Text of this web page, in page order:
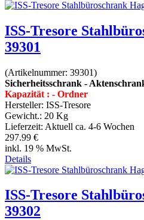
ISS-Tresore
39301
(Artikelnummer: 39301)
Sicherheitsschrank -
Kapazität : - Ordner
Hersteller: ISS-Tresore
Gewicht.: 20 Kg
Lieferzeit: Aktuell ca. 4-6 Wochen
297.99 €
inkl. 19 % MwSt.
Details
ISS-Tresore
39302